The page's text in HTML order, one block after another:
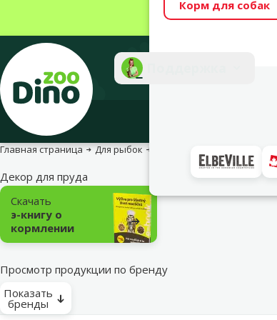
Весь
Корм для собак
Главная страница Для рыбок
Декор для пруда
Подкатегория
Скачать
э-книгу о
кормлении
Просмотр продукции по бренду
Показать
бренды